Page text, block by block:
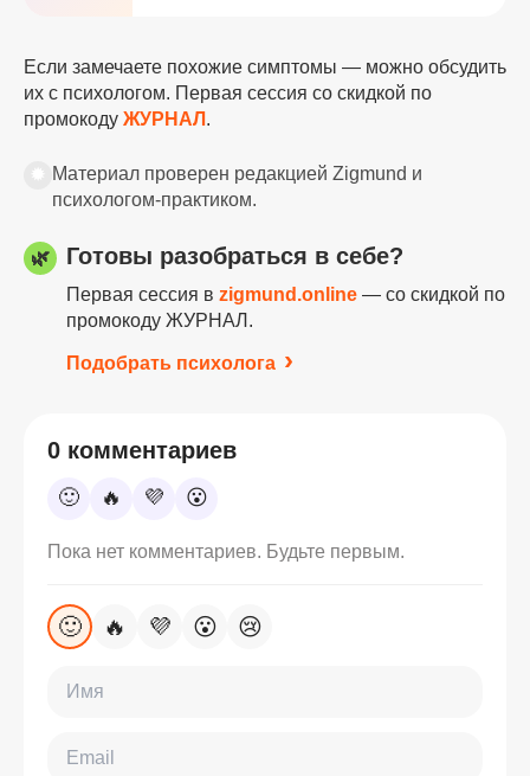
Если замечаете похожие симптомы — можно обсудить
их с психологом. Первая сессия со скидкой по
промокоду ЖУРНАЛ .
Материал проверен редакцией Zigmund и
психологом-практиком.
🌿 Готовы разобраться в себе?
Первая сессия в zigmund.online — со скидкой по
промокоду ЖУРНАЛ.
Подобрать психолога
0 комментариев
🙂 🔥 💜 😮
Пока нет комментариев. Будьте первым.
🙂 🔥 💜 😮 😢